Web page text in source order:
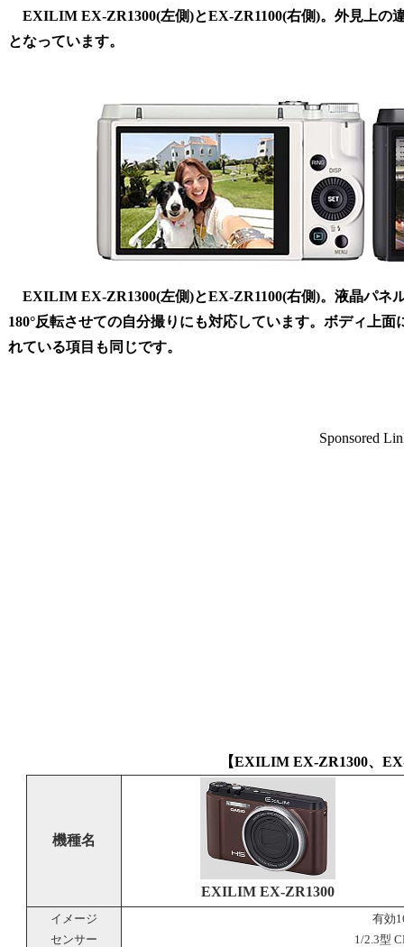
EXILIM EX-ZR1300(左側)とEX-ZR1100(右側)。外見上の
となっています。
EXILIM EX-ZR1300(左側)とEX-ZR1100(右側)。液晶パネ
180°反転させての自分撮りにも対応しています。ボディ上
れている項目も同じです。
Sponsored
【EXILIM EX-ZR1300、
機種名
EXILIM EX-ZR1300
イメージ
センサー
有効
1/2.3型